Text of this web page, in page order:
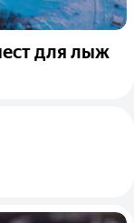
для лыж